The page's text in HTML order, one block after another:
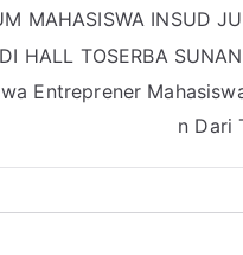
MAHASISWA INSUD
HALL TOSERBA
Entreprener
n Dari